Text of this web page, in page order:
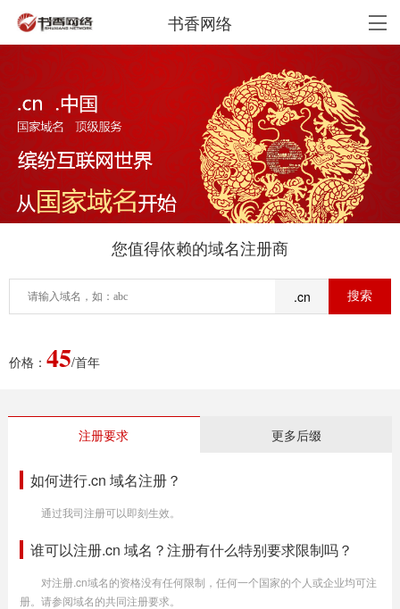
书香网络
您值得依赖的域名注册商
.cn
价格： 45/首年
注册要求 更多后缀
如何进行.cn 域名注册？
通过我司注册可以即刻生效。
谁可以注册.cn 域名？注册有什么特别要求限制吗？
对注册.cn域名的资格没有任何限制，任何一个国家的个人或企业均可注
册。请参阅域名的共同注册要求。